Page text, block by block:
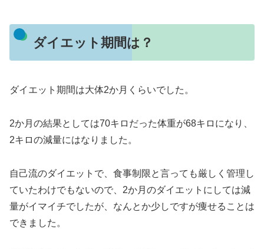
ダイエット期間は？
ダイエット期間は大体2か月くらいでした。
2か月の結果としては70キロだった体重が68キロになり、
2キロの減量にはなりました。
自己流のダイエットで、食事制限と言っても厳しく管理し
ていたわけでもないので、2か月のダイエットにしては減
量がイマイチでしたが、なんとか少しですが痩せることは
できました。